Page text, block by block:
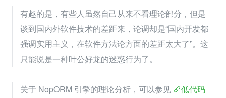
有趣的是，有些人虽然自己从来不看理论部分，但是
谈到国内外软件技术的差距来，论调却是“国内开发都
强调实用主义，在软件方法论方面的差距太大了”。这
只能说是一种叶公好龙的迷惑行为了。
关于 NopORM 引擎的理论分析，可以参见
低代码